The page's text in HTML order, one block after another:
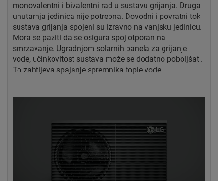
monovalentni i bivalentni rad u sustavu grijanja. Druga
unutarnja jedinica nije potrebna. Dovodni i povratni tok
sustava grijanja spojeni su izravno na vanjsku jedinicu.
Mora se paziti da se osigura spoj otporan na
smrzavanje. Ugradnjom solarnih panela za grijanje
vode, učinkovitost sustava može se dodatno poboljšati.
To zahtijeva spajanje spremnika tople vode.